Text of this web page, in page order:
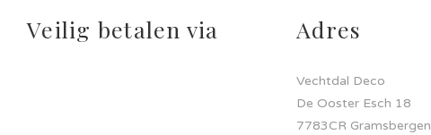
Veilig betalen via Adres
Vechtdal Deco
De Ooster Esch 18
7783CR Gramsbergen